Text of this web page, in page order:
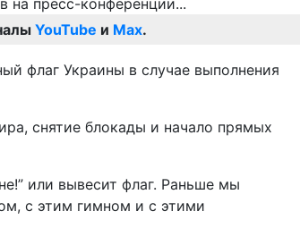
YouTube и Max.
флаг Украины в случае выполнения
снятие блокады и начало прямых
или вывесит флаг. Раньше мы
с этим гимном и с этими